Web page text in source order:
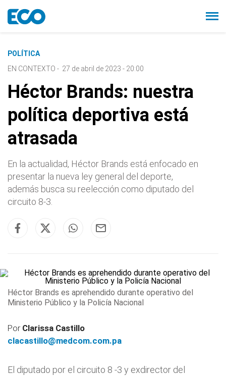
POLÍTICA
EN CONTEXTO - 27 de abril de 2023 - 20:00
Héctor Brands: nuestra
política deportiva está
atrasada
En la actualidad, Héctor Brands está enfocado en
presentar la nueva ley general del deporte,
además busca su reelección como diputado del
circuito 8-3.
Héctor Brands es aprehendido durante operativo del
Ministerio Público y la Policía Nacional
Por Clarissa Castillo
clacastillo@medcom.com.pa
El diputado por el circuito 8 -3 y exdirector del